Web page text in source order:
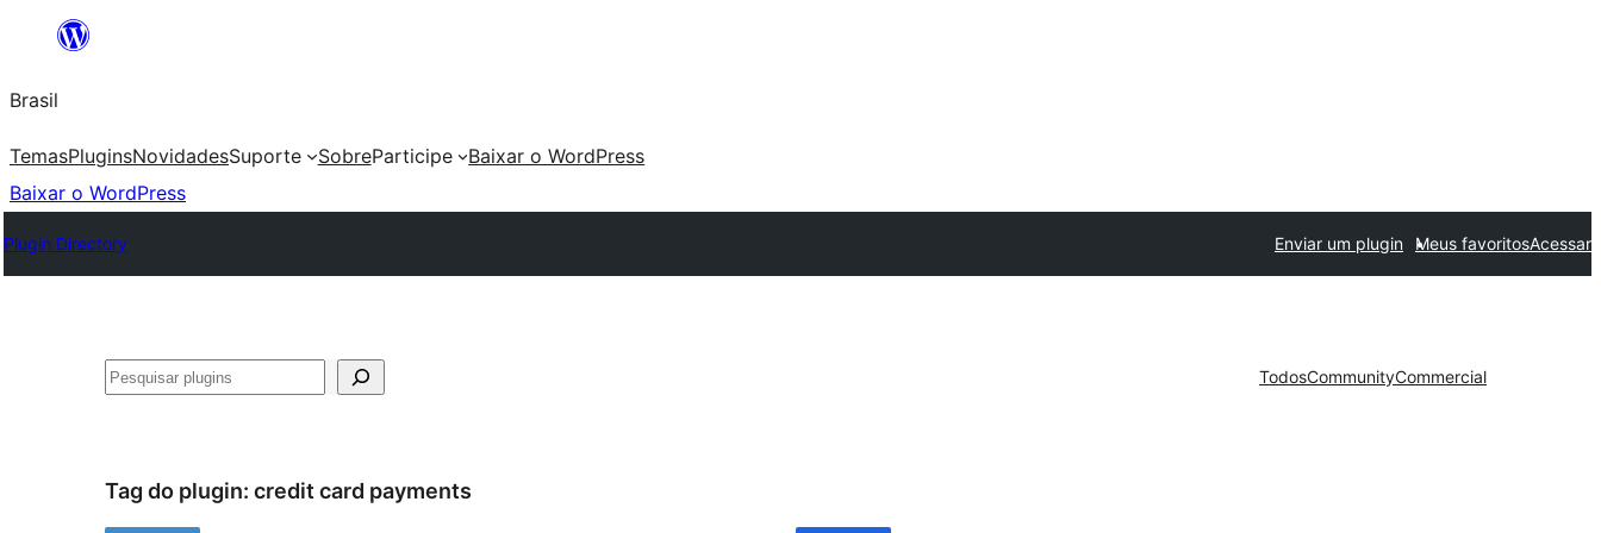
o
conteúdo
Brasil
TemasPluginsNovidadesSuporte SobreParticipe
Baixar o WordPress
Baixar o WordPress
Plugin Directory Enviar um plugin Meus favoritosAcessar
Pesquisar TodosCommunityCommercial
Tag do plugin: credit card payments